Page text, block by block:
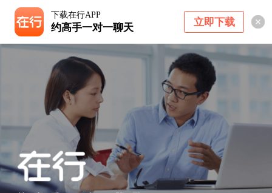
下载在行APP
约高手一对一聊天 立即下载